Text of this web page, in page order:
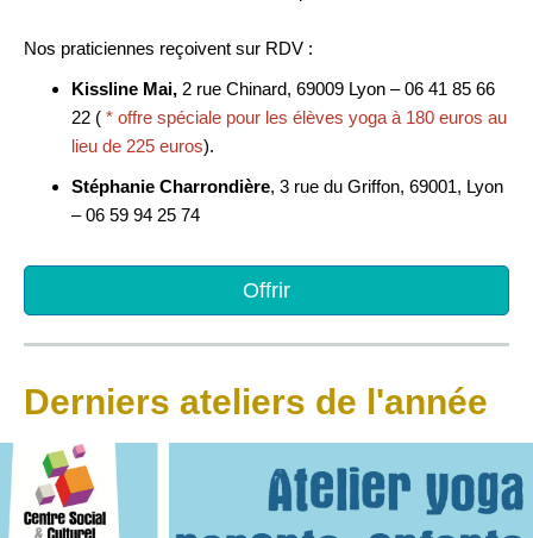
Nos praticiennes reçoivent sur RDV :
Kissline Mai, 2 rue Chinard, 69009 Lyon – 06 41 85 66
22 ( * offre spéciale pour les élèves yoga à 180 euros au
lieu de 225 euros).
Stéphanie Charrondière, 3 rue du Griffon, 69001, Lyon
– 06 59 94 25 74
Offrir
Derniers ateliers de l'année